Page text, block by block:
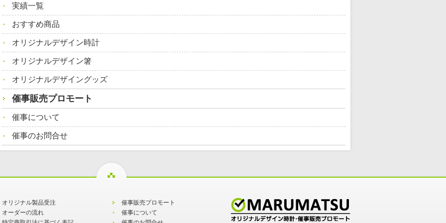
実績一覧
おすすめ商品
オリジナルデザイン時計
オリジナルデザイン箸
オリジナルデザイングッズ
催事販売プロモート
催事について
催事のお問合せ
オリジナル製品受注
オーダーの流れ
催事販売プロモート
催事について